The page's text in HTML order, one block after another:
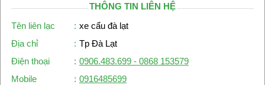
THÔNG TIN LIÊN HỆ
Tên liên lạc
: xe cẩu đà lạt
Địa chỉ
: Tp Đà Lạt
Điện thoại
: 0906.483.699 - 0868 153579
Mobile
: 0916485699